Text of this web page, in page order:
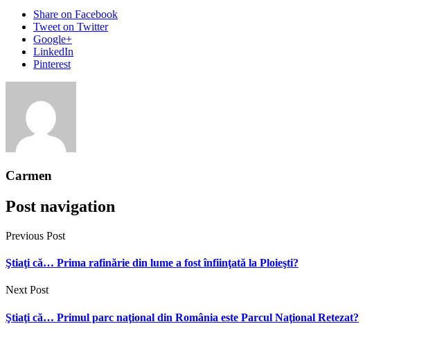
Share on Facebook
Tweet on Twitter
Google+
LinkedIn
Pinterest
Carmen
Post navigation
Previous Post
Ştiaţi că… Prima rafinărie din lume a fost înfiinţată la Ploieşti?
Next Post
Ştiaţi că… Primul parc naţional din România este Parcul Naţional Retezat?